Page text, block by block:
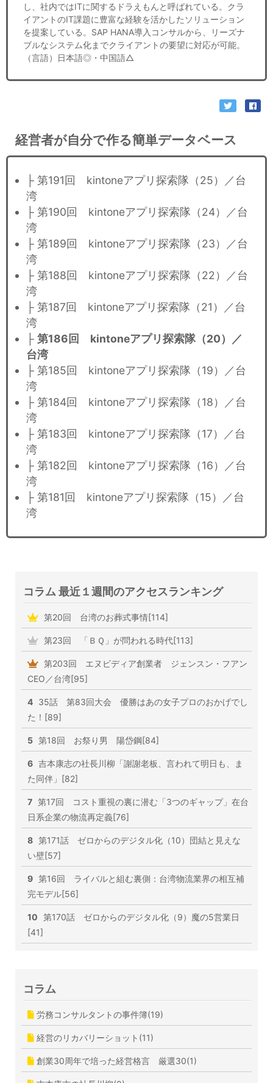
し、社内ではITに関するドラえもんと呼ばれている。クラ
イアントのIT課題に豊富な経験を活かしたソリューション
を提案している。SAP HANA導入コンサルから、リーズナ
ブルなシステム化までクライアントの要望に対応が可能。
（言語）日本語◎・中国語△
経営者が自分で作る簡単データベース
├ 第191回 kintoneアプリ探索隊（25）／台
湾
├ 第190回 kintoneアプリ探索隊（24）／台
湾
├ 第189回 kintoneアプリ探索隊（23）／台
湾
├ 第188回 kintoneアプリ探索隊（22）／台
湾
├ 第187回 kintoneアプリ探索隊（21）／台
湾
├ 第186回 kintoneアプリ探索隊（20）／
台湾
├ 第185回 kintoneアプリ探索隊（19）／台
湾
├ 第184回 kintoneアプリ探索隊（18）／台
湾
├ 第183回 kintoneアプリ探索隊（17）／台
湾
├ 第182回 kintoneアプリ探索隊（16）／台
湾
├ 第181回 kintoneアプリ探索隊（15）／台
湾
コラム 最近１週間のアクセスランキング
第20回 台湾のお葬式事情[114]
第23回 「ＢＱ」が問われる時代[113]
第203回 エヌビディア創業者 ジェンスン・フアン
CEO／台湾[95]
4 35話 第83回大会 優勝はあの女子プロのおかげでし
た！[89]
5 第18回 お祭り男 陽岱鋼[84]
6 吉本康志の社長川柳「謝謝老板、言われて明日も、ま
た同伴」[82]
7 第17回 コスト重視の裏に潜む「3つのギャップ」在台
日系企業の物流再定義[76]
8 第171話 ゼロからのデジタル化（10）団結と見えな
い壁[57]
9 第16回 ライバルと組む裏側：台湾物流業界の相互補
完モデル[56]
10 第170話 ゼロからのデジタル化（9）魔の5営業日
[41]
コラム
労務コンサルタントの事件簿(19)
経営のリカバリーショット(11)
創業30周年で培った経営格言 厳選30(1)